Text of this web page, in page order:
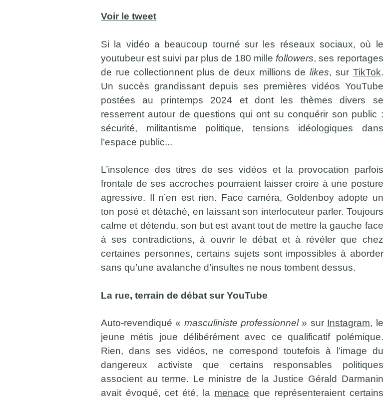
Voir le tweet
Si la vidéo a beaucoup tourné sur les réseaux sociaux, où le
youtubeur est suivi par plus de 180 mille followers, ses reportages
de rue collectionnent plus de deux millions delikes, sur TikTok.
Un succès grandissant depuis ses premières vidéos YouTube
postées au printemps 2024 et dont les thèmes divers se
resserrent autour de questions qui ont su conquérir son public :
sécurité, militantisme politique, tensions idéologiques dans
l’espace public...
L’insolence des titres de ses vidéos et la provocation parfois
frontale de ses accroches pourraient laisser croire à une posture
agressive. Il n’en est rien. Face caméra, Goldenboy adopte un
ton posé et détaché, en laissant son interlocuteur parler. Toujours
calme et détendu, son but est avant tout de mettre la gauche face
à ses contradictions, à ouvrir le débat et à révéler que chez
certaines personnes, certains sujets sont impossibles à aborder
sans qu’une avalanche d’insultes ne nous tombent dessus.
La rue, terrain de débat sur YouTube
Auto-revendiqué « masculiniste professionnel» sur Instagram, le
jeune métis joue délibérément avec ce qualificatif polémique.
Rien, dans ses vidéos, ne correspond toutefois à l’image du
dangereux activiste que certains responsables politiques
associent au terme. Le ministre de la Justice Gérald Darmanin
avait évoqué, cet été, la menace que représenteraient certains